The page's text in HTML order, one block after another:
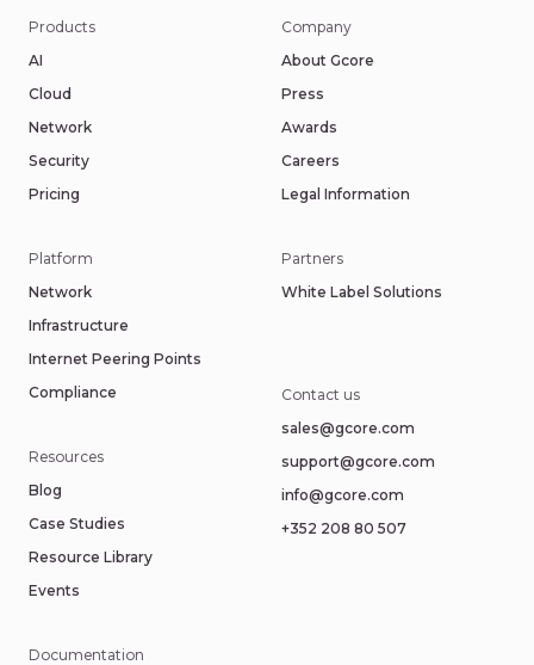
Products
AI
Cloud
Network
Security
Pricing
Resources
Blog
Case Studies
Resource Library
Events
Platform
Network
Infrastructure
Internet Peering Points
Compliance
Company
About Gcore
Press
Awards
Careers
Legal Information
Contact us
sales@gcore.com
support@gcore.com
info@gcore.com
+352 208 80 507
Documentation
Partners
White Label Solutions